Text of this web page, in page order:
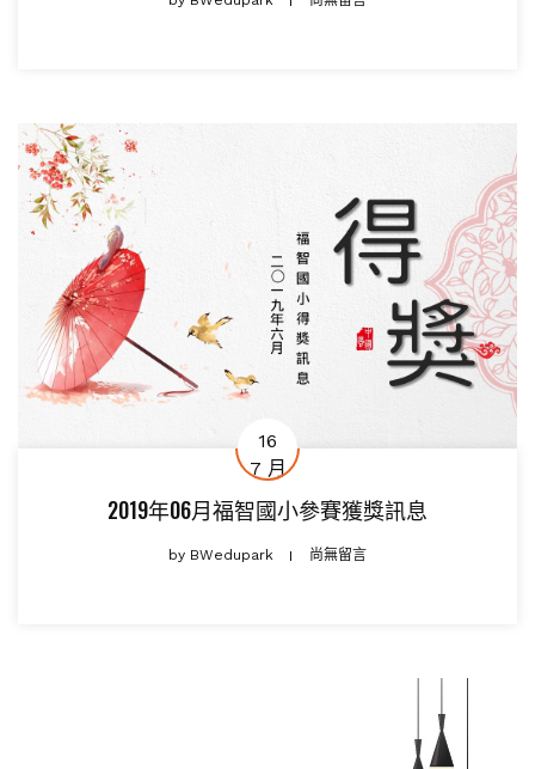
16
7 月
2019年06月福智國小參賽獲獎訊息
by BWedupark 尚無留言